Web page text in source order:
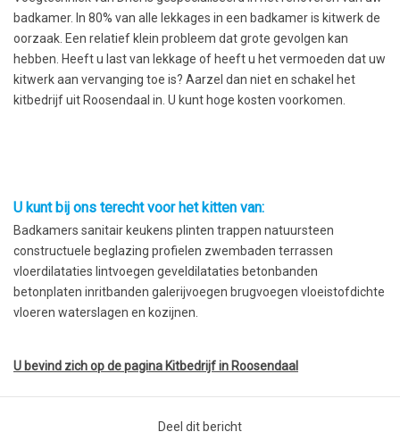
badkamer. In 80% van alle lekkages in een badkamer is kitwerk de
oorzaak. Een relatief klein probleem dat grote gevolgen kan
hebben. Heeft u last van lekkage of heeft u het vermoeden dat uw
kitwerk aan vervanging toe is? Aarzel dan niet en schakel het
kitbedrijf uit Roosendaal in. U kunt hoge kosten voorkomen.
U kunt bij ons terecht voor het kitten van:
Badkamers sanitair keukens plinten trappen natuursteen
constructuele beglazing profielen zwembaden terrassen
vloerdilataties lintvoegen geveldilataties betonbanden
betonplaten inritbanden galerijvoegen brugvoegen vloeistofdichte
vloeren waterslagen en kozijnen.
U bevind zich op de pagina Kitbedrijf in Roosendaal
Deel dit bericht